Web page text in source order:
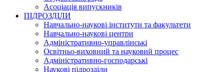
Асоціація випускників
ПІДРОЗДІЛИ
Навчально-наукові інститути та факультети
Навчально-наукові центри
Адміністративно-управлінські
Освітньо-виховний та науковий процес
Адміністративно-господарські
Наукові підрозділи